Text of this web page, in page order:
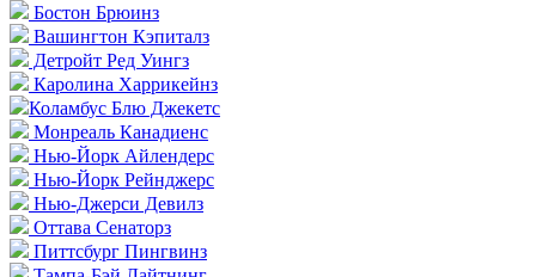
Бостон Брюинз
Вашингтон Кэпиталз
Детройт Ред Уингз
Каролина Харрикейнз
Коламбус Блю Джекетс
Монреаль Канадиенс
Нью-Йорк Айлендерс
Нью-Йорк Рейнджерс
Нью-Джерси Девилз
Оттава Сенаторз
Питтсбург Пингвинз